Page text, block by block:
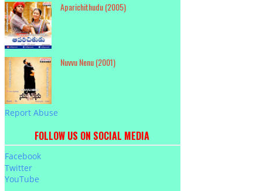
Aparichithudu (2005)
Nuvvu Nenu (2001)
Report Abuse
FOLLOW US ON SOCIAL MEDIA
Facebook
Twitter
YouTube